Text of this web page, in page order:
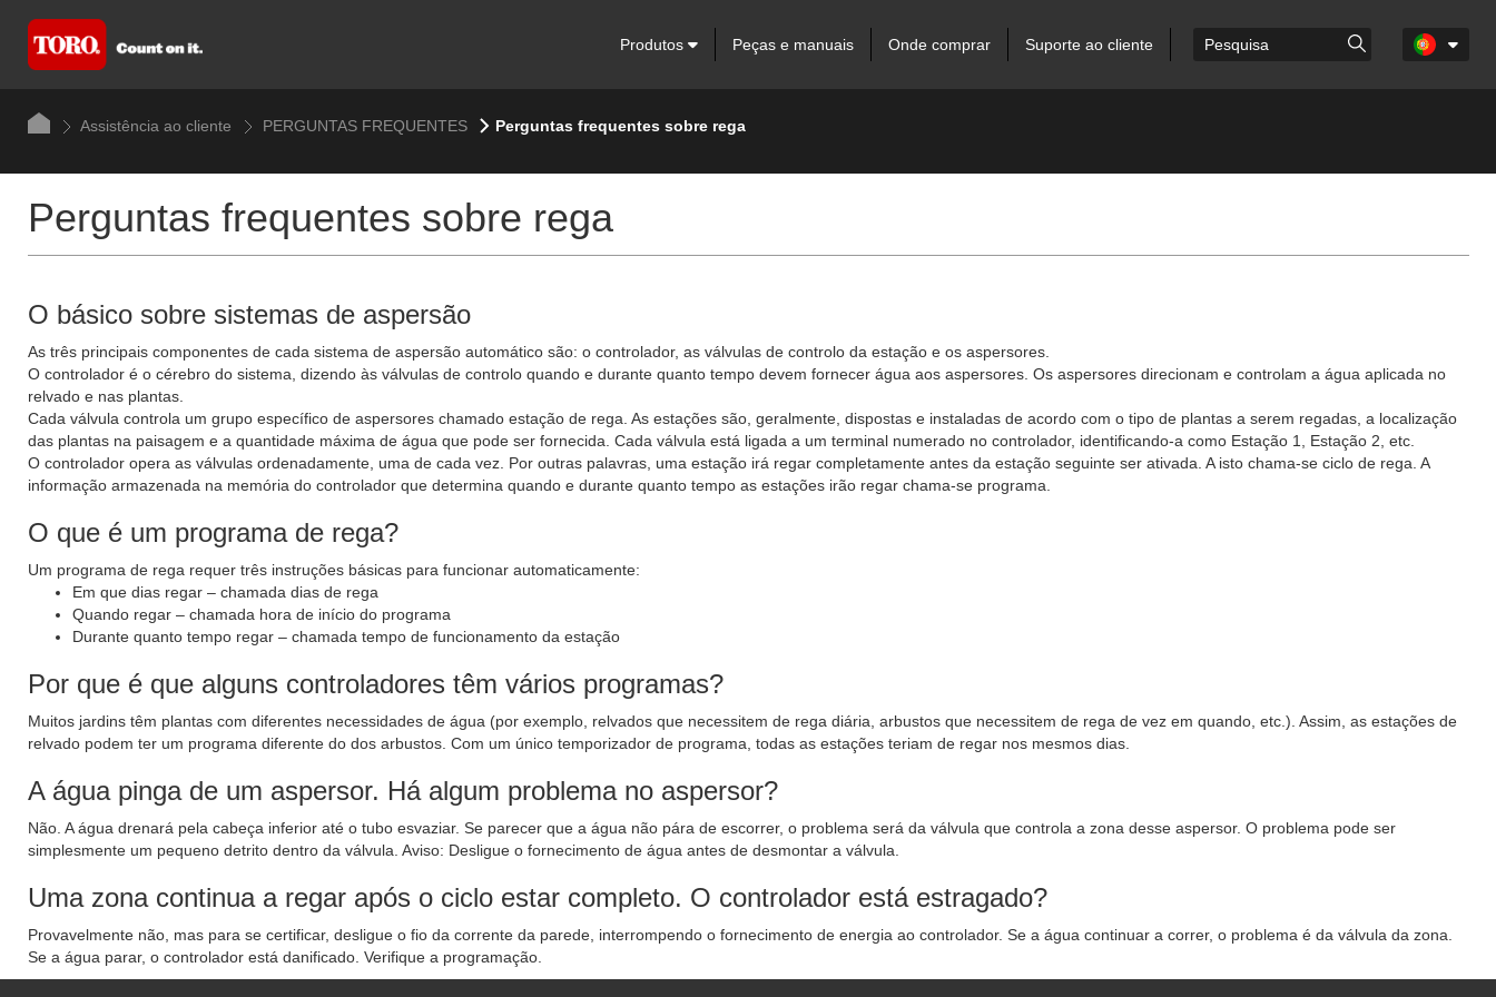
Produtos Peças e manuais Onde comprar Suporte ao cliente
Assistência ao cliente PERGUNTAS FREQUENTES Perguntas frequentes sobre rega
Perguntas frequentes sobre rega
O básico sobre sistemas de aspersão
As três principais componentes de cada sistema de aspersão automático são: o controlador, as válvulas de controlo da estação e os aspersores.
O controlador é o cérebro do sistema, dizendo às válvulas de controlo quando e durante quanto tempo devem fornecer água aos aspersores. Os aspersores direcionam e controlam a água aplicada no
relvado e nas plantas.
Cada válvula controla um grupo específico de aspersores chamado estação de rega. As estações são, geralmente, dispostas e instaladas de acordo com o tipo de plantas a serem regadas, a localização
das plantas na paisagem e a quantidade máxima de água que pode ser fornecida. Cada válvula está ligada a um terminal numerado no controlador, identificando-a como Estação 1, Estação 2, etc.
O controlador opera as válvulas ordenadamente, uma de cada vez. Por outras palavras, uma estação irá regar completamente antes da estação seguinte ser ativada. A isto chama-se ciclo de rega. A
informação armazenada na memória do controlador que determina quando e durante quanto tempo as estações irão regar chama-se programa.
O que é um programa de rega?
Um programa de rega requer três instruções básicas para funcionar automaticamente:
Em que dias regar – chamada dias de rega
Quando regar – chamada hora de início do programa
Durante quanto tempo regar – chamada tempo de funcionamento da estação
Por que é que alguns controladores têm vários programas?
Muitos jardins têm plantas com diferentes necessidades de água (por exemplo, relvados que necessitem de rega diária, arbustos que necessitem de rega de vez em quando, etc.). Assim, as estações de
relvado podem ter um programa diferente do dos arbustos. Com um único temporizador de programa, todas as estações teriam de regar nos mesmos dias.
A água pinga de um aspersor. Há algum problema no aspersor?
Não. A água drenará pela cabeça inferior até o tubo esvaziar. Se parecer que a água não pára de escorrer, o problema será da válvula que controla a zona desse aspersor. O problema pode ser
simplesmente um pequeno detrito dentro da válvula. Aviso: Desligue o fornecimento de água antes de desmontar a válvula.
Uma zona continua a regar após o ciclo estar completo. O controlador está estragado?
Provavelmente não, mas para se certificar, desligue o fio da corrente da parede, interrompendo o fornecimento de energia ao controlador. Se a água continuar a correr, o problema é da válvula da zona.
Se a água parar, o controlador está danificado. Verifique a programação.